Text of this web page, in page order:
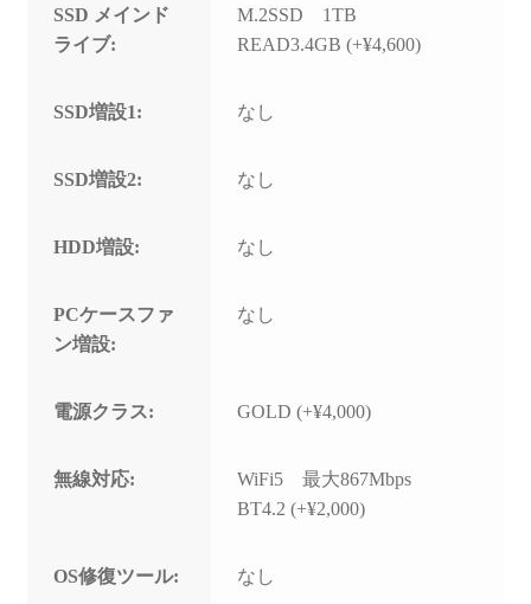
SSD メインド
ライブ:
M.2SSD 1TB
READ3.4GB (+¥4,600)
SSD増設1: なし
SSD増設2: なし
HDD増設: なし
PCケースファ
ン増設:
なし
電源クラス: GOLD (+¥4,000)
無線対応:
WiFi5 最大867Mbps
BT4.2 (+¥2,000)
OS修復ツール: なし